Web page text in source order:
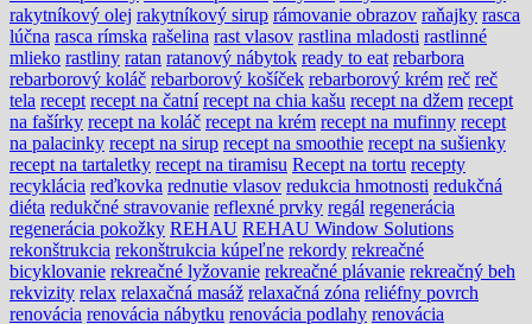
rakytníkový olej rakytníkový sirup rámovanie obrazov raňajky rasca
lúčna rasca rímska rašelina rast vlasov rastlina mladosti rastlinné
mlieko rastliny ratan ratanový nábytok ready to eat rebarbora
rebarborový koláč rebarborový košíček rebarborový krém reč reč
tela recept recept na čatní recept na chia kašu recept na džem recept
na fašírky recept na koláč recept na krém recept na mufinny recept
na palacinky recept na sirup recept na smoothie recept na sušienky
recept na tartaletky recept na tiramisu Recept na tortu recepty
recyklácia reďkovka rednutie vlasov redukcia hmotnosti redukčná
diéta redukčné stravovanie reflexné prvky regál regenerácia
regenerácia pokožky REHAU REHAU Window Solutions
rekonštrukcia rekonštrukcia kúpeľne rekordy rekreačné
bicyklovanie rekreačné lyžovanie rekreačné plávanie rekreačný beh
rekvizity relax relaxačná masáž relaxačná zóna reliéfny povrch
renovácia renovácia nábytku renovácia podlahy renovácia